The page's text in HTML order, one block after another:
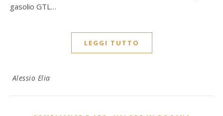
gasolio GTL…
LEGGI TUTTO
Alessio Elia